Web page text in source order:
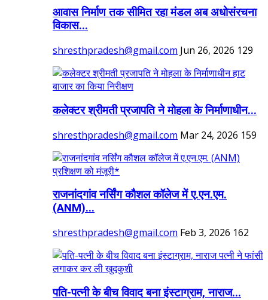
आवास निर्माण तक सीमित रहा मंडल अब अधोसंरचना
विकास...
shresthpradesh@gmail.com Jun 26, 2026 129
कलेक्टर श्रीमती प्रजापति ने मोहला के निर्माणाधीन...
shresthpradesh@gmail.com Mar 24, 2026 159
राजनांदगांव नर्सिंग कौशल कॉलेज में ए.एन.एम.
(ANM)...
shresthpradesh@gmail.com Feb 3, 2026 162
पति-पत्नी के बीच विवाद बना इंस्टाग्राम, नाराज...